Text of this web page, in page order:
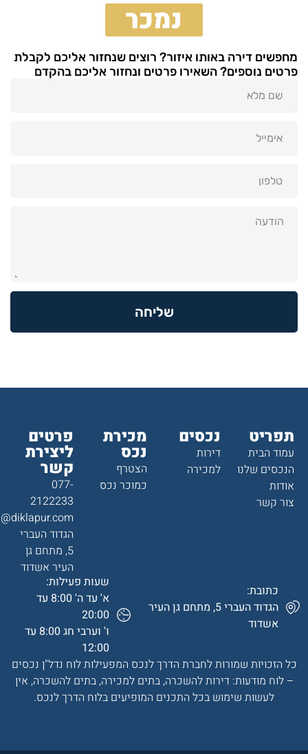
נמכר
מחפשים דירה באותו איזור? רוצים שנחזור אליכם לקבלת
פרטים נוספים? השאירו פרטים ונחזור אליכם בהקדם
שליחה
תפריט
עמוד הבית
הנכסים שלנו
אודות
צור קשר
נכסים
דירות
למכירה
מכירת
נכס
הצטרף
כמוכר נכס
פרטים
ליצירת
קשר
077-
2122233
הגדוד העברי
5, מתחם גן
העיר אשדוד
כתובת:
הגדוד העברי 5, מתחם גן העיר
אשדוד
שעות פעילות:
א' עד ה' 8:00 עד
20:00
ו' וערבי חג 8:00 עד
12:00
כל הזכויות שמורות לחברת הדרך לנכס המפעילות לוח נדל"ן נכסים
– לוח מודעות: דירות להשכרה, בתים למכירה, בתים להשכרה, אין
לעשות שימוש בכל התכנים המופיעים בלוח הדרך לנכס.